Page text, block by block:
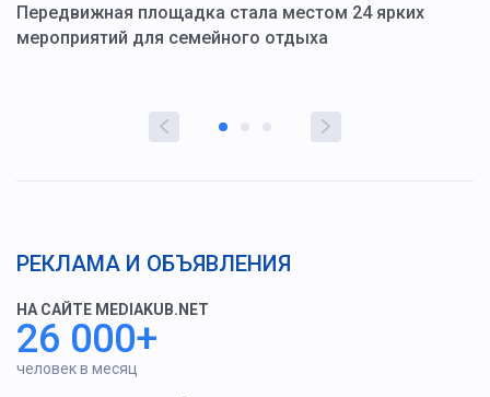
Передвижная площадка стала местом 24 ярких
мероприятий для семейного отдыха
РЕКЛАМА И ОБЪЯВЛЕНИЯ
НА САЙТЕ MEDIAKUB.NET
26 000+
человек в месяц